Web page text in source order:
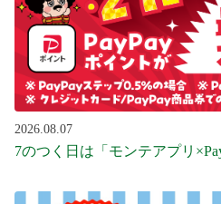
2026.08.07
7のつく日は「モンテアプリ